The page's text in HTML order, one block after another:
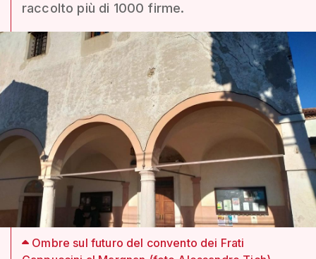
raccolto più di 1000 firme.
Ombre sul futuro del convento dei Frati